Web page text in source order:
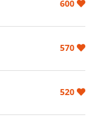
600
570
520